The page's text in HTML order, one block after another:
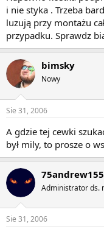
i nie styka . Trzeba
luzują przy montażu
przypadku. Sprawdz
bimsky
Nowy
Sie 31, 2006
A gdzie tej cewki
był mily, to prosze o
75andrew155
Administrator ds.
Sie 31, 2006